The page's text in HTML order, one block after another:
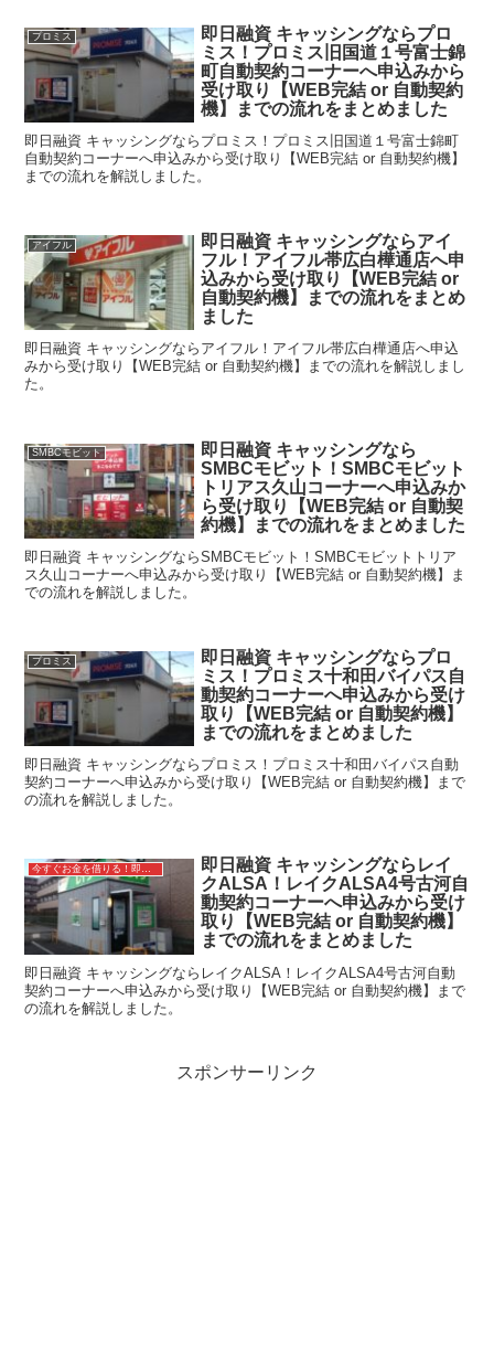
プロミス
即日融資 キャッシングならプロ
ミス！プロミス旧国道１号富士錦
町自動契約コーナーへ申込みから
受け取り【WEB完結 or 自動契約
機】までの流れをまとめました
即日融資 キャッシングならプロミス！プロミス旧国道１号富士錦町
自動契約コーナーへ申込みから受け取り【WEB完結 or 自動契約機】
までの流れを解説しました。
アイフル
即日融資 キャッシングならアイ
フル！アイフル帯広白樺通店へ申
込みから受け取り【WEB完結 or
自動契約機】までの流れをまとめ
ました
即日融資 キャッシングならアイフル！アイフル帯広白樺通店へ申込
みから受け取り【WEB完結 or 自動契約機】までの流れを解説しまし
た。
SMBCモビット
即日融資 キャッシングなら
SMBCモビット！SMBCモビット
トリアス久山コーナーへ申込みか
ら受け取り【WEB完結 or 自動契
約機】までの流れをまとめました
即日融資 キャッシングならSMBCモビット！SMBCモビットトリア
ス久山コーナーへ申込みから受け取り【WEB完結 or 自動契約機】ま
での流れを解説しました。
プロミス
即日融資 キャッシングならプロ
ミス！プロミス十和田バイパス自
動契約コーナーへ申込みから受け
取り【WEB完結 or 自動契約機】
までの流れをまとめました
即日融資 キャッシングならプロミス！プロミス十和田バイパス自動
契約コーナーへ申込みから受け取り【WEB完結 or 自動契約機】まで
の流れを解説しました。
今すぐお金を借りる！即日融資キャッシング
即日融資 キャッシングならレイ
クALSA！レイクALSA4号古河自
動契約コーナーへ申込みから受け
取り【WEB完結 or 自動契約機】
までの流れをまとめました
即日融資 キャッシングならレイクALSA！レイクALSA4号古河自動
契約コーナーへ申込みから受け取り【WEB完結 or 自動契約機】まで
の流れを解説しました。
スポンサーリンク